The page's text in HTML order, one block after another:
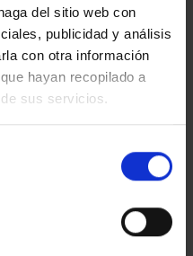
del sitio web con
publicidad y análisis
con otra información
hayan recopilado a
sus servicios.